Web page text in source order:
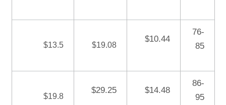
76-
85
$10.44
$19.08
$13.5
86-
95
$14.48
$29.25
$19.8